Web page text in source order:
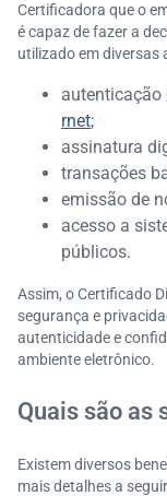
Certificadora que o
é capaz de fazer a
utilizado em diversas
autenticação
rnet;
assinatura
transações
emissão de
acesso a
públicos.
Assim, o Certificado
segurança e
autenticidade e
ambiente eletrônico.
Quais são as
Existem diversos
mais detalhes a